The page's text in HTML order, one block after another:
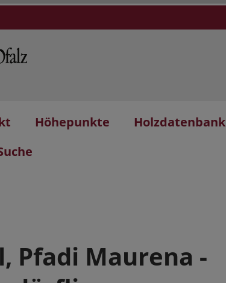
Höhepunkte Holzdatenbank
Pfadi Maurena -